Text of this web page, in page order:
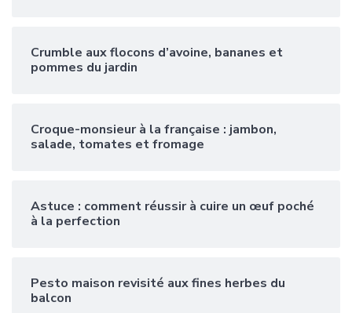
Crumble aux flocons d’avoine, bananes et
pommes du jardin
Croque-monsieur à la française : jambon,
salade, tomates et fromage
Astuce : comment réussir à cuire un œuf poché
à la perfection
Pesto maison revisité aux fines herbes du
balcon